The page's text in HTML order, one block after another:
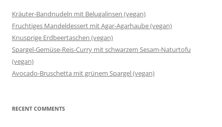
Kräuter-Bandnudeln mit Belugalinsen (vegan)
Fruchtiges Mandeldessert mit Agar-Agarhaube (vegan)
Knusprige Erdbeertaschen (vegan)
Spargel-Gemüse-Reis-Curry mit schwarzem Sesam-Naturtofu
(vegan)
Avocado-Bruschetta mit grünem Spargel (vegan)
RECENT COMMENTS